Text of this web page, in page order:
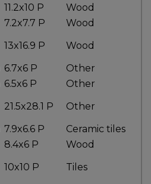
11.2x10 P
Wood
7.2x7.7 P
Wood
13x16.9 P
Wood
6.7x6 P
Other
6.5x6 P
Other
21.5x28.1 P
Other
7.9x6.6 P
Ceramic tiles
8.4x6 P
Wood
10x10 P Tiles